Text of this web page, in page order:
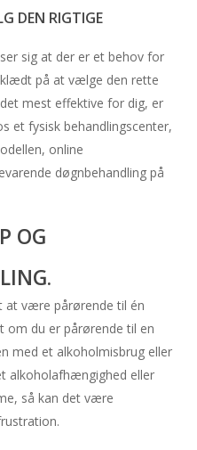
DEN RIGTIGE
sig at der er et behov for
på at vælge den rette
mest effektive for dig, er
et fysisk behandlingscenter,
online
døgnbehandling på
OG
være pårørende til én
om du er pårørende til en
med et alkoholmisbrug eller
alkoholafhængighed eller
så kan det være